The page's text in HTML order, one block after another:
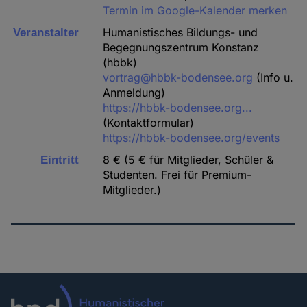
Termin im Google-Kalender merken
Veranstalter
Humanistisches Bildungs- und
Begegnungszentrum Konstanz
(hbbk)
vortrag@hbbk-bodensee.org (Info u.
Anmeldung)
https://hbbk-bodensee.org...
(Kontaktformular)
https://hbbk-bodensee.org/events
Eintritt
8 € (5 € für Mitglieder, Schüler &
Studenten. Frei für Premium-
Mitglieder.)